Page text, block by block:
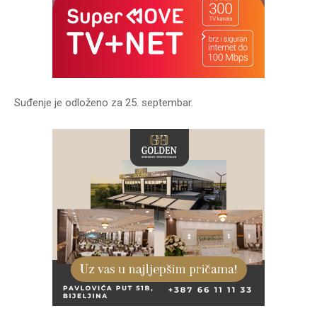
Suđenje je odloženo za 25. septembar.